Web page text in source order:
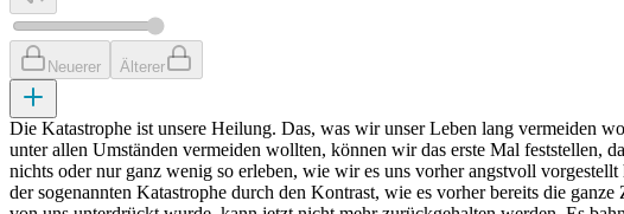
Neuerer Älterer
Die Katastrophe ist unsere Heilung. Das, was wir unser Leben lang vermeiden
unter allen Umständen vermeiden wollten, können wir das erste Mal feststellen,
nichts oder nur ganz wenig so erleben, wie wir es uns vorher angstvoll
der sogenannten Katastrophe durch den Kontrast, wie es vorher bereits die